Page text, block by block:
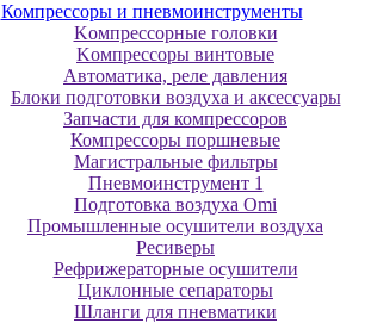
Компрессоры и пневмоинструменты
Koмпpeccopныe гoлoвки
Koмпpeccopы винтoвыe
Автоматика, реле давления
Блоки подготовки воздуха и аксессуары
Запчасти для компрессоров
Компрессоры поршневые
Магистральные фильтры
Пневмоинструмент 1
Подготовка воздуха Omi
Промышленные осушители воздуха
Ресиверы
Рефрижераторные осушители
Циклонные сепараторы
Шланги для пневматики